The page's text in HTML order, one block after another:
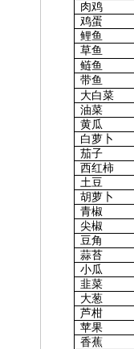
肉鸡
鸡蛋
鲤鱼
草鱼
鲢鱼
带鱼
大白菜
油菜
黄瓜
白萝卜
茄子
西红柿
土豆
胡萝卜
青椒
尖椒
豆角
蒜苔
小瓜
韭菜
大葱
芦柑
苹果
香蕉